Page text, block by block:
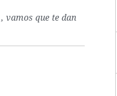
vamos que te dan